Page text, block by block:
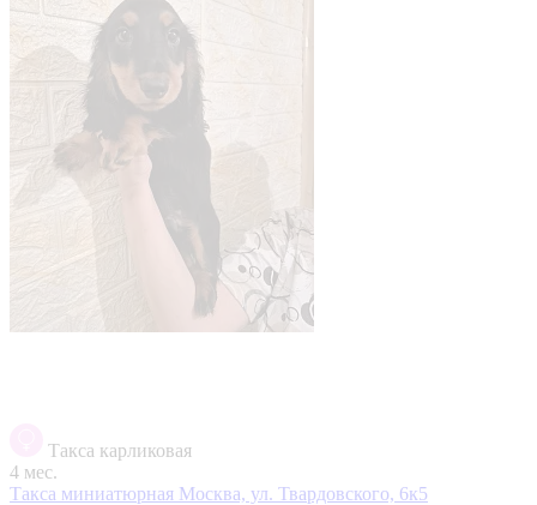
Такса карликовая
4 мес.
Такса миниатюрная Москва, ул. Твардовского, 6к5